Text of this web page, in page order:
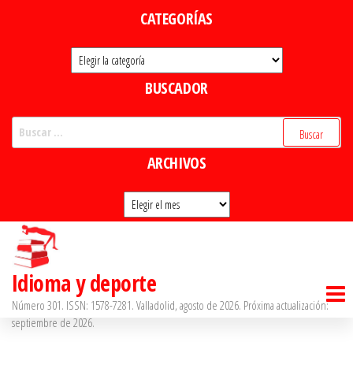
CATEGORÍAS
Categorías
BUSCADOR
ARCHIVOS
Archivos
Idioma y deporte
Número 301. ISSN: 1578-7281. Valladolid, agosto de 2026. Próxima actualización:
septiembre de 2026.